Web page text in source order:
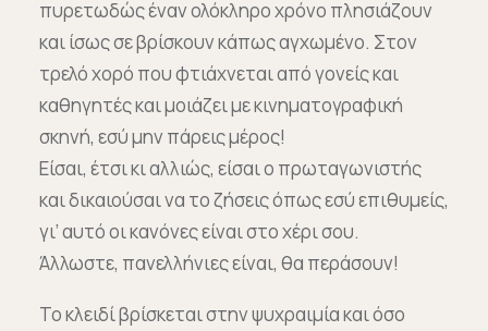
πυρετωδώς έναν ολόκληρο χρόνο πλησιάζουν
και ίσως σε βρίσκουν κάπως αγχωμένο. Στον
τρελό χορό που φτιάχνεται από γονείς και
καθηγητές και μοιάζει με κινηματογραφική
σκηνή, εσύ μην πάρεις μέρος!
Είσαι, έτσι κι αλλιώς, είσαι ο πρωταγωνιστής
και δικαιούσαι να το ζήσεις όπως εσύ επιθυμείς,
γι’ αυτό οι κανόνες είναι στο χέρι σου.
Άλλωστε, πανελλήνιες είναι, θα περάσουν!
Το κλειδί βρίσκεται στην ψυχραιμία και όσο